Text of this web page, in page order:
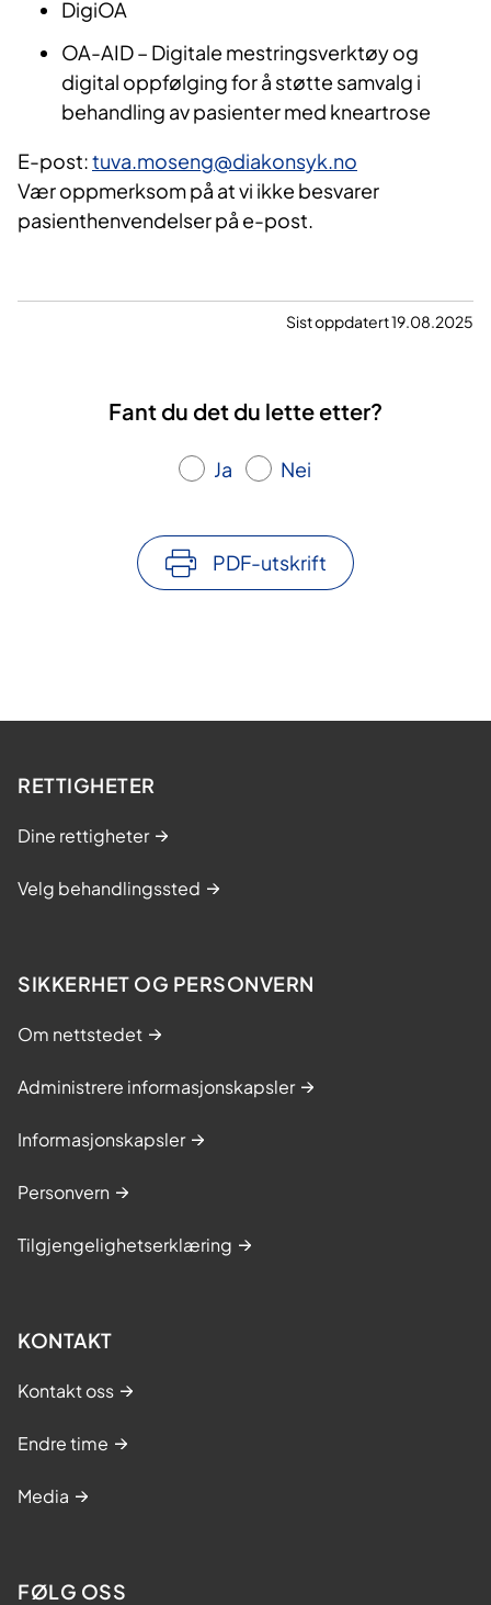
DigiOA
OA-AID – Digitale mestringsverktøy og
digital oppfølging for å støtte samvalg i
behandling av pasienter med kneartrose​​
E-post:tuva.moseng@diakonsyk.no​
Vær oppmerksom på at vi ikke besvarer
pasienthenvendelser på e-post.
Sist oppdatert 19.08.2025
Fant du det du lette etter?
Ja Nei
PDF-utskrift
RETTIGHETER
Dine rettigheter
Velg behandlingssted
SIKKERHET OG PERSONVERN
Om nettstedet
Administrere informasjonskapsler
Informasjonskapsler
Personvern
Tilgjengelighetserklæring
KONTAKT
Kontakt oss
Endre time
Media
FØLG OSS